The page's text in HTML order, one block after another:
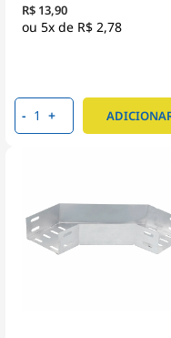
Zincado
R$ 13,90
5x de R$ 2,78
- +